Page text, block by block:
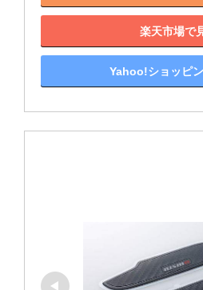
楽天市場で
Yahoo!ショッピ